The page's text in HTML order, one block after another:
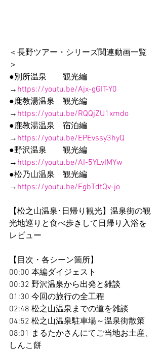
＜長野ツアー・シリーズ関連動画一覧
＞
●別所温泉　　観光編
→ https://youtu.be/Ajx-gGIT-Y0
●鹿教湯温泉　観光編
→ https://youtu.be/RQQjZU1xmdo
●鹿教湯温泉　宿泊編
→ https://youtu.be/EPEvssy3hyQ
●野沢温泉　　観光編
→ https://youtu.be/AI-5YLvIMYw
●松乃山温泉　観光編
→ https://youtu.be/FgbTdtQv-jo
【松之山温泉･日帰り観光】温泉街の観
光地巡りと食べ歩きして日帰り入浴を
レビュー
【目次・各シーン箇所】
00:00 本編ダイジェスト
00:32 野沢温泉から出発と雑談
01:30 今回の旅行の全工程
02:48 松之山温泉までの道を雑談
04:52 松之山温泉駐車場～温泉街散策
08:01 まるたかさんにてご当地お土産、
しんこ餅